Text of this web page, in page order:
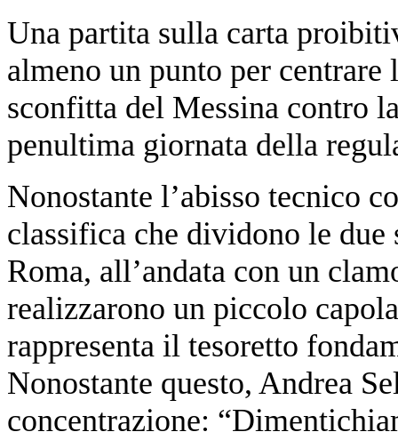
Una partita sulla carta
almeno un punto per
sconfitta del Messina contro
penultima giornata della
Nonostante l’abisso tecnico
classifica che dividono le due
Roma, all’andata con un
realizzarono un piccolo
rappresenta il tesoretto
Nonostante questo, Andrea
concentrazione: